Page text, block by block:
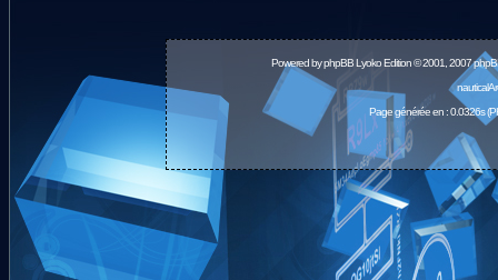
Powered byphpBBLyoko Edition © 2001, 2007
Page générée en : 0.0326s